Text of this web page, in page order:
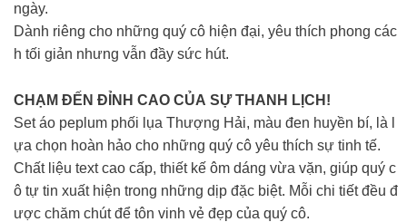
ngày.
Dành riêng cho những quý cô hiện đại, yêu thích phong các
h tối giản nhưng vẫn đầy sức hút.
CHẠM ĐẾN ĐỈNH CAO CỦA SỰ THANH LỊCH!
Set áo peplum phối lụa Thượng Hải, màu đen huyền bí, là l
ựa chọn hoàn hảo cho những quý cô yêu thích sự tinh tế.
Chất liệu text cao cấp, thiết kế ôm dáng vừa vặn, giúp quý c
ô tự tin xuất hiện trong những dịp đặc biệt. Mỗi chi tiết đều đ
ược chăm chút để tôn vinh vẻ đẹp của quý cô.